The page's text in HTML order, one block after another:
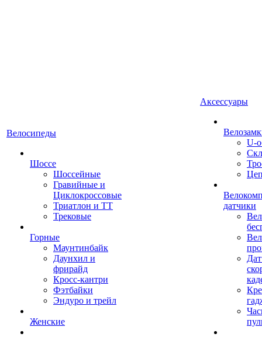
Велосипеды
Шоссе
Шоссейные
Гравийные и
Циклокроссовые
Триатлон и ТТ
Трековые
Горные
Маунтинбайк
Даунхил и
фрирайд
Кросс-кантри
Фэтбайки
Эндуро и трейл
Женские
Аксессуары
U-
датчики